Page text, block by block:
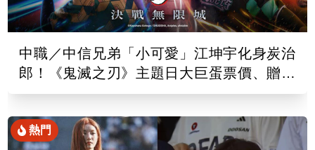
中職／中信兄弟「小可愛」江坤宇化身炭治
郎！《鬼滅之刃》主題日大巨蛋票價、贈品
出爐
熱門